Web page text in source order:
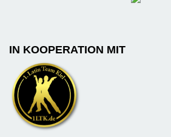
IN KOOPERATION MIT